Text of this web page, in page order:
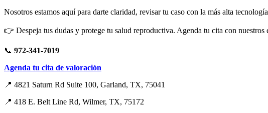
Nosotros estamos aquí para darte claridad, revisar tu caso con la más alta
👉 Despeja tus dudas y protege tu salud reproductiva. Agenda tu cita con nuestros
📞 972-341-7019
Agenda tu cita de valoración
📍 4821 Saturn Rd Suite 100, Garland, TX, 75041
📍 418 E. Belt Line Rd, Wilmer, TX, 75172